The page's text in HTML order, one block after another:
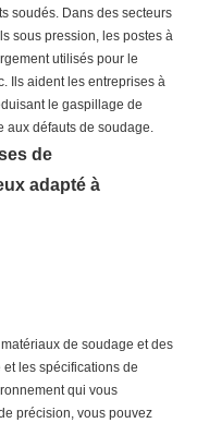
soudés. Dans des secteurs
sous pression, les postes à
utilisés pour le
Ils aident les entreprises à
le gaspillage de
aux défauts de soudage.
de soudage et des
les spécifications de
qui vous
précision, vous pouvez